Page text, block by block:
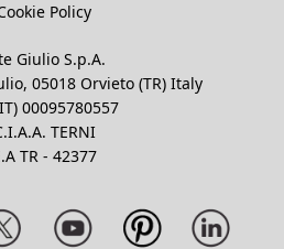
Policy
Giulio S.p.A.
05018 Orvieto (TR) Italy
00095780557
TERNI
TR - 42377